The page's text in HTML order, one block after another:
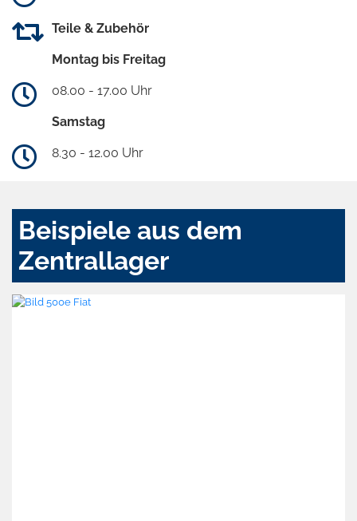
Teile & Zubehör
Montag bis Freitag
08.00 - 17.00 Uhr
Samstag
8.30 - 12.00 Uhr
Beispiele aus dem
Zentrallager